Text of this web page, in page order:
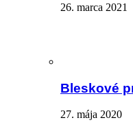
26. marca 2021
Bleskové
27. mája 2020